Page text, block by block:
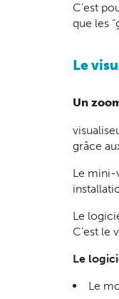
C’est
que les
Le
Un
grâce
Le mini-
Le
C’est le
Le
Le